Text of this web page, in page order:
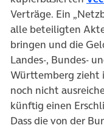
Verträge. Ein
alle beteiligten
bringen und die
Landes-, Bundes-
Württemberg zieht
noch nicht
künftig einen
Dass die von der